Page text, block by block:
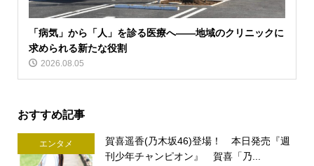
「病気」から「人」を診る医療へ――地域のクリニックに
求められる新たな役割
2026.08.05
おすすめ記事
エンタメ
賀喜遥香(乃木坂46)登場！ 本日発売『週
刊少年チャンピオン』 賀喜「乃...